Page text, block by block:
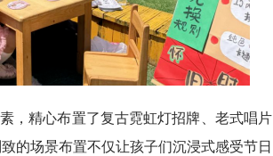
，精心布置了复古霓虹灯招牌、老式唱片
的场景布置不仅让孩子们沉浸式感受节日